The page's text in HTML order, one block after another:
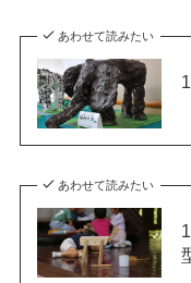
あわせて読みたい
あわせて読みたい